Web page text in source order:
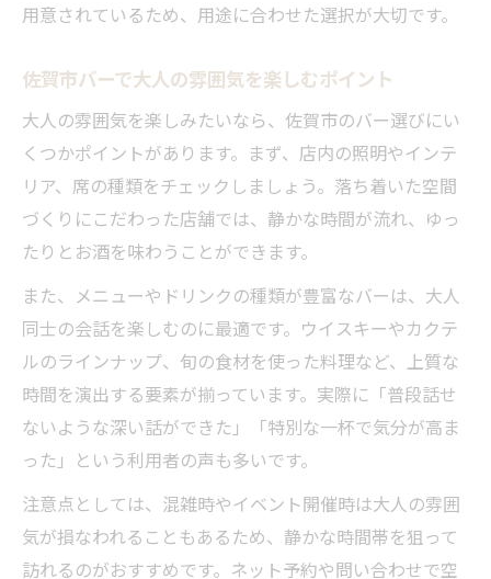
用意されているため、用途に合わせた選択が大切です。
佐賀市バーで大人の雰囲気を楽しむポイント
大人の雰囲気を楽しみたいなら、佐賀市のバー選びにい
くつかポイントがあります。まず、店内の照明やインテ
リア、席の種類をチェックしましょう。落ち着いた空間
づくりにこだわった店舗では、静かな時間が流れ、ゆっ
たりとお酒を味わうことができます。
また、メニューやドリンクの種類が豊富なバーは、大人
同士の会話を楽しむのに最適です。ウイスキーやカクテ
ルのラインナップ、旬の食材を使った料理など、上質な
時間を演出する要素が揃っています。実際に「普段話せ
ないような深い話ができた」「特別な一杯で気分が高ま
った」という利用者の声も多いです。
注意点としては、混雑時やイベント開催時は大人の雰囲
気が損なわれることもあるため、静かな時間帯を狙って
訪れるのがおすすめです。ネット予約や問い合わせで空